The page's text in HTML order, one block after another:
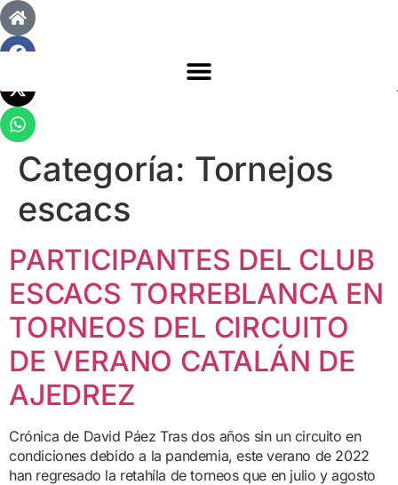
Categoría: Tornejos
escacs
PARTICIPANTES DEL CLUB
ESCACS TORREBLANCA EN
TORNEOS DEL CIRCUITO
DE VERANO CATALÁN DE
AJEDREZ
Crónica de David Páez Tras dos años sin un circuito en
condiciones debido a la pandemia, este verano de 2022
han regresado la retahíla de torneos que en julio y agosto